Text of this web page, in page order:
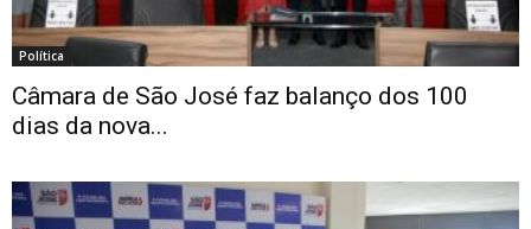
Política
Câmara de São José faz balanço dos 100
dias da nova...